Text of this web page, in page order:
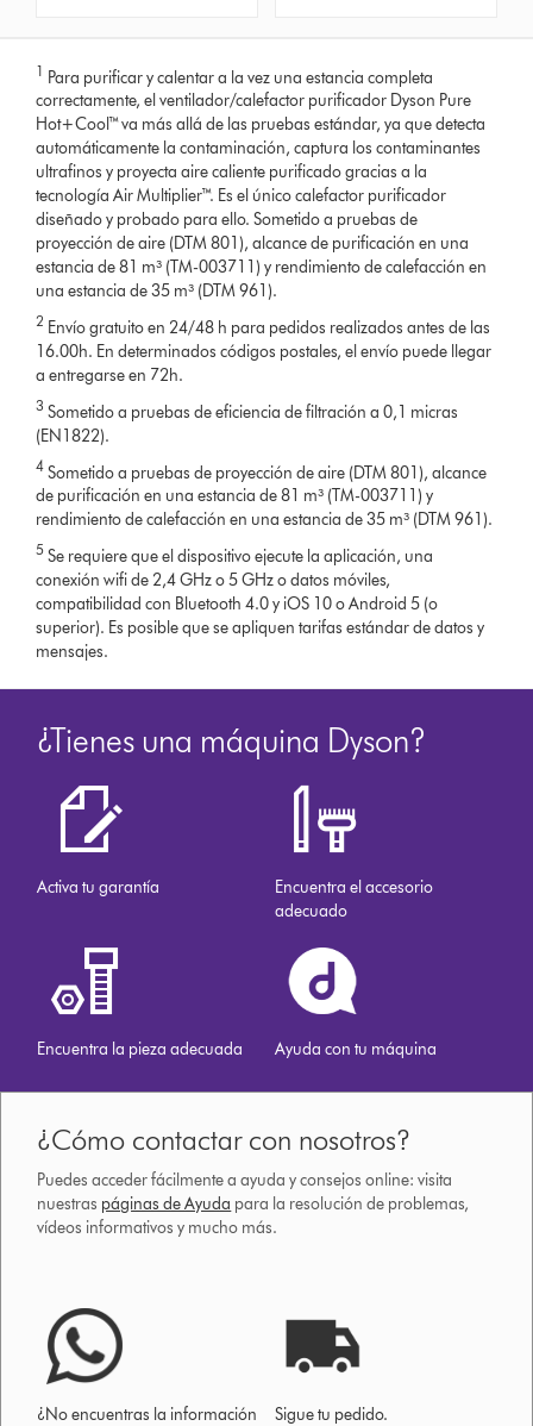
1 Para purificar y calentar a la vez una estancia completa
correctamente, el ventilador/calefactor purificador Dyson Pure
Hot+Cool™ va más allá de las pruebas estándar, ya que detecta
automáticamente la contaminación, captura los contaminantes
ultrafinos y proyecta aire caliente purificado gracias a la
tecnología Air Multiplier™. Es el único calefactor purificador
diseñado y probado para ello. Sometido a pruebas de
proyección de aire (DTM 801), alcance de purificación en una
estancia de 81 m³ (TM-003711) y rendimiento de calefacción en
una estancia de 35 m³ (DTM 961).
2 Envío gratuito en 24/48 h para pedidos realizados antes de las
16.00h. En determinados códigos postales, el envío puede llegar
a entregarse en 72h.
3 Sometido a pruebas de eficiencia de filtración a 0,1 micras
(EN1822).
4 Sometido a pruebas de proyección de aire (DTM 801), alcance
de purificación en una estancia de 81 m³ (TM-003711) y
rendimiento de calefacción en una estancia de 35 m³ (DTM 961).
5 Se requiere que el dispositivo ejecute la aplicación, una
conexión wifi de 2,4 GHz o 5 GHz o datos móviles,
compatibilidad con Bluetooth 4.0 y iOS 10 o Android 5 (o
superior). Es posible que se apliquen tarifas estándar de datos y
mensajes.
¿Tienes una máquina Dyson?
Activa tu garantía
Encuentra el accesorio
adecuado
Encuentra la pieza adecuada Ayuda con tu máquina
¿Cómo contactar con nosotros?
Puedes acceder fácilmente a ayuda y consejos online: visita
nuestras páginas de Ayuda para la resolución de problemas,
vídeos informativos y mucho más.
¿No encuentras la información
Sigue tu pedido.